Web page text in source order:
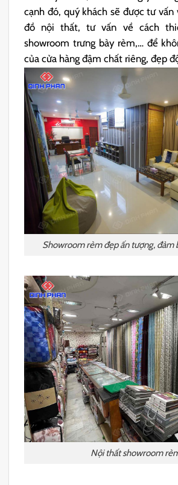
cạnh đó, quý khách sẽ được tư
đồ nội thất, tư vấn về cách
showroom trưng bày rèm,… để
của cửa hàng đậm chất riêng, đẹp
Showroom rèm đẹp ấn tượng, đảm
Nội thất showroom